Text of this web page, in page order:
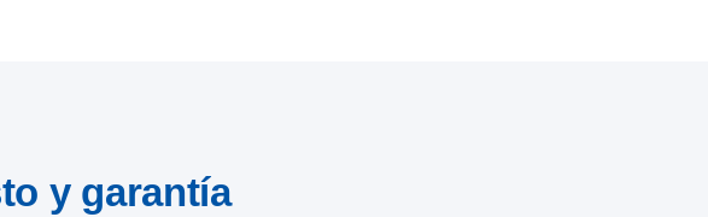
y garantía